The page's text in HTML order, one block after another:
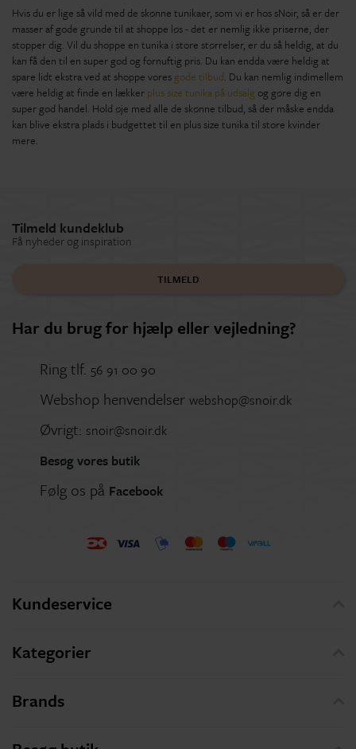
Hvis du er lige så vild med de skønne tunikaer, som vi er hos sNoir, så er der
masser af gode grunde til at shoppe løs - det er nemlig ikke priserne, der
stopper dig. Vil du shoppe en tunika i store størrelser, er du så heldig, at du
kan få den til en super god og fornuftig pris. Du kan endda være heldig at
spare lidt ekstra ved at shoppe vores gode tilbud. Du kan nemlig indimellem
være heldig at finde en lækker plus size tunika på udsalg og gøre dig en
super god handel. Hold øje med alle de skønne tilbud, så der måske endda
kan blive ekstra plads i budgettet til en plus size tunika til store kvinder
mere.
Tilmeld kundeklub
Få nyheder og inspiration
TILMELD
Har du brug for hjælp eller vejledning?
Ring tlf. 56 91 00 90
Webshop henvendelser webshop@snoir.dk
Øvrigt: snoir@snoir.dk
Besøg vores butik
Følg os på Facebook
Kundeservice
Kategorier
Brands